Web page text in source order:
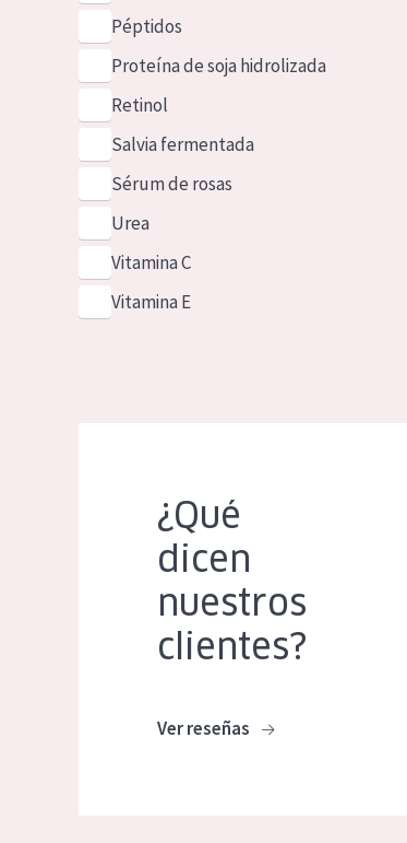
Péptidos
Proteína de soja hidrolizada
Retinol
Salvia fermentada
Sérum de rosas
Urea
Vitamina C
Vitamina E
¿Qué
dicen
nuestros
clientes?
Ver reseñas